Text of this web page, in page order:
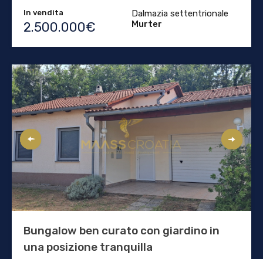
In vendita
2.500.000€
Dalmazia settentrionale
Murter
Bungalow ben curato con giardino in
una posizione tranquilla